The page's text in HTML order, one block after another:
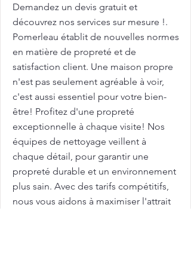
Demandez un devis gratuit et
découvrez nos services sur mesure !.
Pomerleau établit de nouvelles normes
en matière de propreté et de
satisfaction client. Une maison propre
n'est pas seulement agréable à voir,
c'est aussi essentiel pour votre bien-
être! Profitez d'une propreté
exceptionnelle à chaque visite! Nos
équipes de nettoyage veillent à
chaque détail, pour garantir une
propreté durable et un environnement
plus sain. Avec des tarifs compétitifs,
nous vous aidons à maximiser l'attrait